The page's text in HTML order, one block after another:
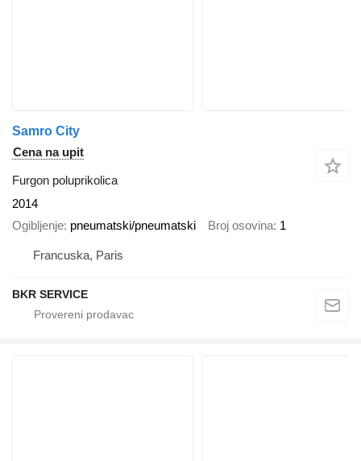
Samro City
Cena na upit
Furgon poluprikolica
2014
Ogibljenje pneumatski/pneumatski Broj osovina 1
Francuska, Paris
BKR SERVICE